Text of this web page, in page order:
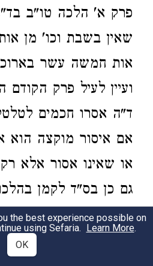
פרק א' הלכה טו"ב
שאין בשבת וכו' מן
אות חמשה עשר
ועיין לעיל פרק
ד"ה אסרו חכמים
אם איסור מוקצה הוא
או שאינו אסור אלא
גם כן בס"ד לקמן
פרק והלכה ובד"ה
the best experience possible on
using Sefaria. Learn More.
OK